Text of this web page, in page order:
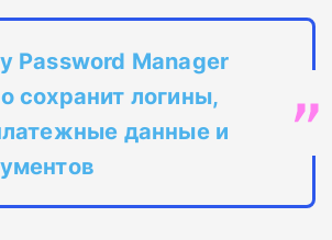
Password Manager
сохранит логины,
данные и